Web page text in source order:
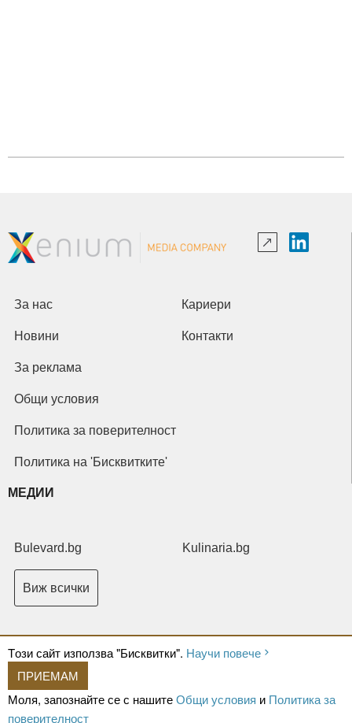
Tози сайт използва "Бисквитки". Научи повече
ПРИЕМАМ
Моля, запознайте се с нашитеОбщи условия и Политика за
поверителност
За нас Кариери
Новини Контакти
За реклама
Общи условия
Политика за поверителност
Политика на 'Бисквитките'
МЕДИИ
Bulevard.bg Kulinaria.bg
Виж всички
Copyright © 2026 Ксениум ООД. Всички права запазени.
XeniumCompany.com